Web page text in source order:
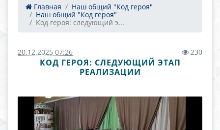
Главная
Наш общий "Код героя"
Наш общий "Код героя"
Код героя: следующий э...
20.12.2025 07:26 230
КОД ГЕРОЯ: СЛЕДУЮЩИЙ ЭТАП
РЕАЛИЗАЦИИ